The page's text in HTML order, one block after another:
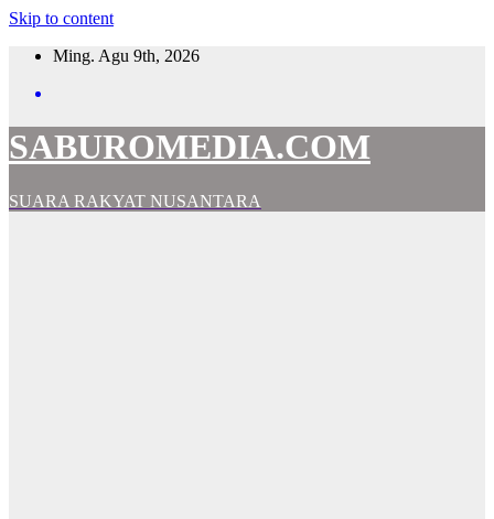
Skip to content
Ming. Agu 9th, 2026
SABUROMEDIA.COM
SUARA RAKYAT NUSANTARA